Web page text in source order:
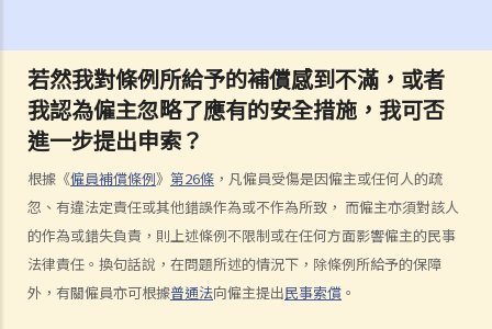
若然我對條例所給予的補償感到不滿，或者
我認為僱主忽略了應有的安全措施，我可否
進一步提出申索？
根據《僱員補償條例》 第26條 ，凡僱員受傷是因僱主或任何人的疏
忽、有違法定責任或其他錯誤作為或不作為所致， 而僱主亦須對該人
的作為或錯失負責，則上述條例不限制或在任何方面影響僱主的民事
法律責任。換句話說，在問題所述的情況下，除條例所給予的保障
外，有關僱員亦可根據普通法向僱主提出民事索償 。
E. 骨灰撒海
F. 遺體／骨殖／骨灰出入香港
人身傷亡
傷者本人
何謂「人身傷害」？
我受傷後，何時可提出申索？
如何就人身傷害提出申索？
人身傷害訴訟所涉的法律程序
1. 申索信（原告人）及建設性的答覆（被告人）